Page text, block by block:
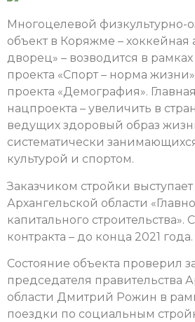
Многоцелевой физкультурно-
объект в Коряжме –
дворец» – возводится в
проекта «Спорт – норма
проекта «Демография».
нацпроекта – увеличить в
ведущих здоровый образ
систематически
культурой и спортом.
Заказчиком стройки
Архангельской области
капитального
контракта – до конца 2021 года.
Состояние объекта проверил
председателя правительства
области Дмитрий Рожин в
поездки по социальным